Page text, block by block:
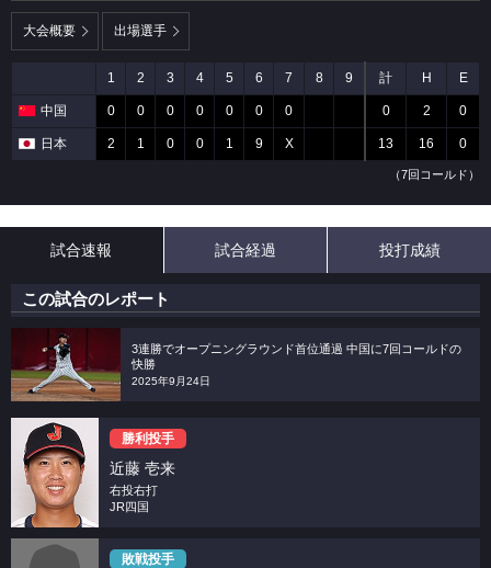
大会概要 出場選手
1 2 3 4 5 6 7 8 9 計 H E
中国 0 0 0 0 0 0 0 0 2 0
日本 2 1 0 0 1 9 X 13 16 0
（7回コールド）
試合速報 試合経過 投打成績
この試合のレポート
3連勝でオープニングラウンド首位通過 中国に7回コールドの
快勝
2025年9月24日
勝利投手
近藤 壱来
右投右打
JR四国
敗戦投手